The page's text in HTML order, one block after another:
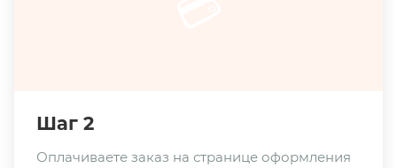
Шаг 2
Оплачиваете заказ на странице оформления